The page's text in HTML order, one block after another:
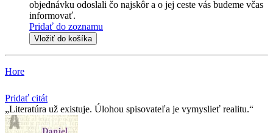
objednávku odoslali čo najskôr a o jej ceste vás budeme včas
informovať.
Pridať do zoznamu
Vložiť do košíka
Hore
Pridať citát
Literatúra už existuje. Úlohou spisovateľa je vymyslieť realitu.